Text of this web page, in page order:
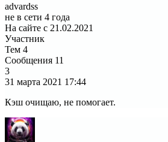
advardss
не в сети 4 года
На сайте с 21.02.2021
Участник
Тем 4
Сообщения 11
3
31 марта 2021 17:44
Кэш очищаю, не помогает.